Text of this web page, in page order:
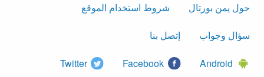
حول يمن بورتال شروط استخدام الموقع
سؤال وجواب إتصل بنا
Android
Facebook
Twitter